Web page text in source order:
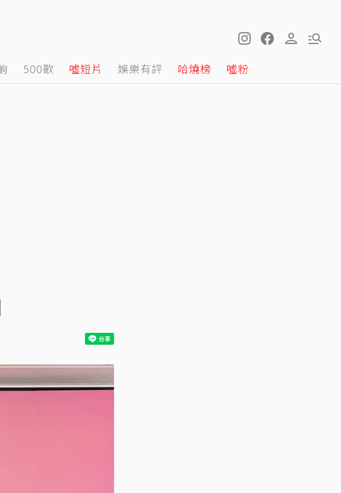
500歌 噓短片 娛樂有評 哈燒榜 噓粉